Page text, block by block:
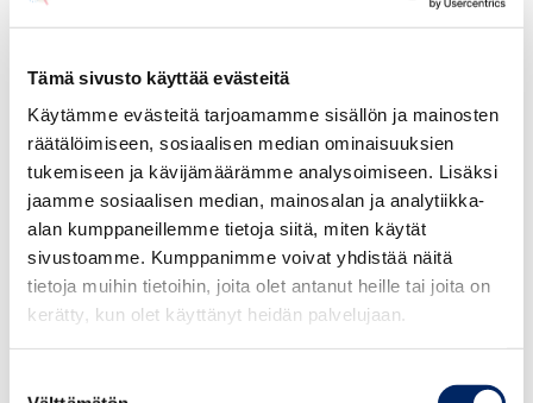
Tämä sivusto käyttää evästeitä
Käytämme evästeitä tarjoamamme sisällön ja mainosten
räätälöimiseen, sosiaalisen median ominaisuuksien
tukemiseen ja kävijämäärämme analysoimiseen. Lisäksi
jaamme sosiaalisen median, mainosalan ja analytiikka-
alan kumppaneillemme tietoja siitä, miten käytät
sivustoamme. Kumppanimme voivat yhdistää näitä
tietoja muihin tietoihin, joita olet antanut heille tai joita on
kerätty, kun olet käyttänyt heidän palvelujaan.
Vastineen mukaan mainoksessa ei ole kyse itsemurhan
pörssikurssin romahtamisesta mies hyppää uima-
altaaseen tehdäkseen jotakin huomiota herättävää, jota
hän ei ole koskaan aikaisemmin tehnyt. Mies ikään kuin
pesee menneisyytensä pois ja lopussa nousee rentona
uima-altaasta suunnaten kohti positiivista tulevaisuutta.
Vastineen mukaan mies tietää, että hän voi keskittyä
nauttimaan omasta elämästään Pohjolan huolehtiessa
taustoista. Vastineen mukaan mainoksen sanoma on
viestittää ihmisille, että nämä voivat keskittyä nauttimaan
omasta elämästään Pohjolan huolehtiessa